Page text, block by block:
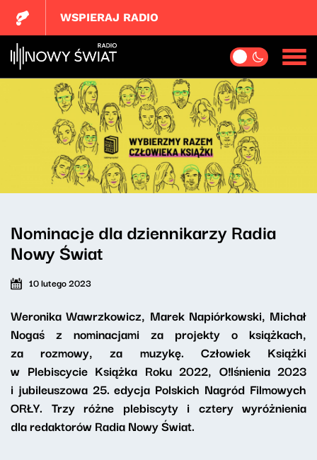
WSPIERAJ RADIO
Nominacje dla dziennikarzy Radia
Nowy Świat
10 lutego 2023
Weronika Wawrzkowicz, Marek Napiórkowski, Michał
Nogaś z nominacjami za projekty o książkach,
za rozmowy, za muzykę. Człowiek Książki
w Plebiscycie Książka Roku 2022, O!lśnienia 2023
i jubileuszowa 25. edycja Polskich Nagród Filmowych
ORŁY. Trzy różne plebiscyty i cztery wyróżnienia
dla redaktorów Radia Nowy Świat.